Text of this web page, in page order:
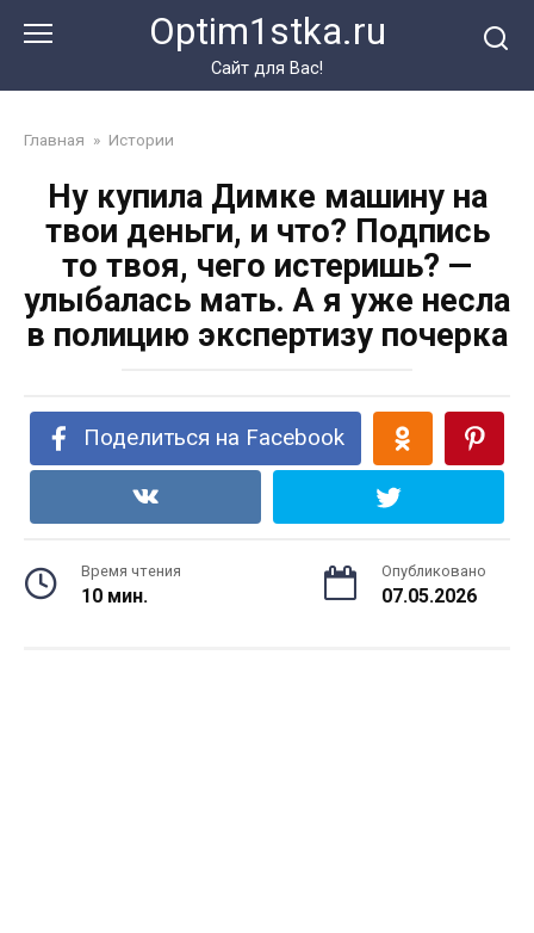
Optim1stka.ru
Сайт для Вас!
Главная » Истории
Ну купила Димке машину на
твои деньги, и что? Подпись
то твоя, чего истеришь? —
улыбалась мать. А я уже несла
в полицию экспертизу почерка
Поделиться на Facebook
Время чтения
10 мин.
Опубликовано
07.05.2026